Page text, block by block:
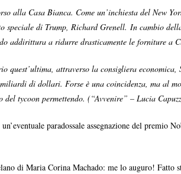
alla Casa Bianca. Come un’inchiesta del New
di Trump, Richard Grenell. In cambio
addirittura a ridurre drasticamente le forniture a
attraverso la consigliera
di dollari. Forse è una coincidenza, ma al
tycoon permettendo. (“Avvenire” – Lucia
paradossale assegnazione del premio
di Maria Corina Machado: me lo auguro! Fatto